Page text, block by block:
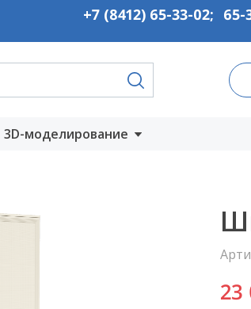
+7 (8412) 65-33-02; 65-
3D-моделирование
компьютер
23